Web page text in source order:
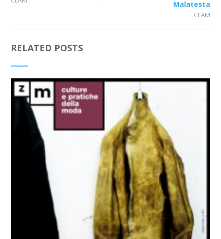
Malatesta
CLAM
RELATED POSTS